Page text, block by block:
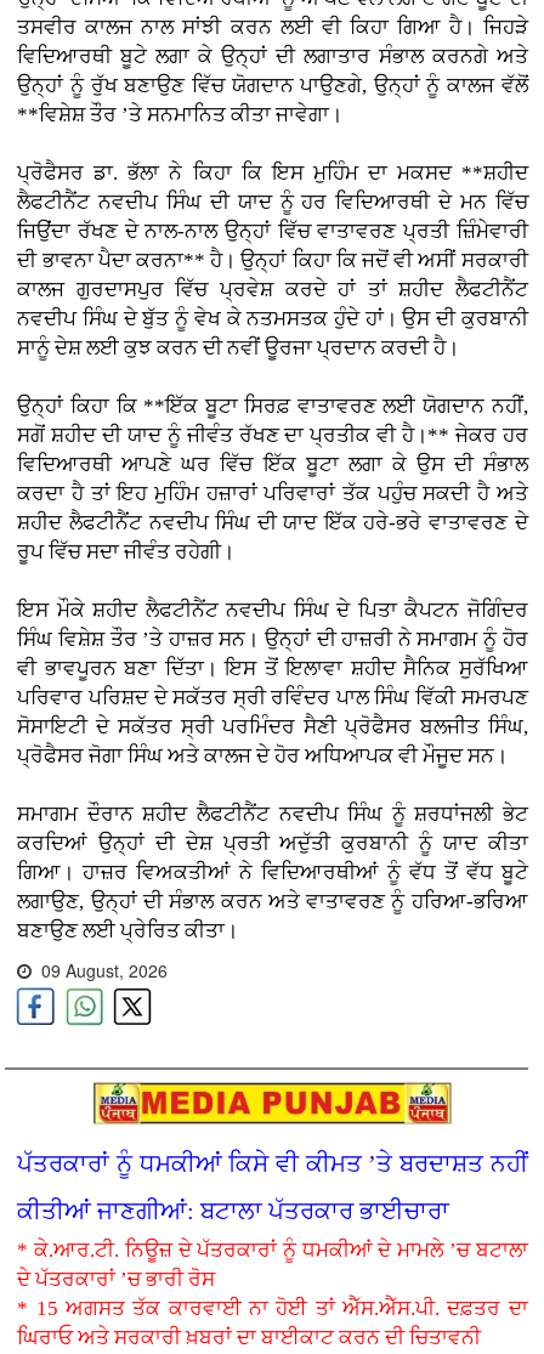
ਤਸਵੀਰ ਕਾਲਜ ਨਾਲ ਸਾਂਝੀ ਕਰਨ ਲਈ ਵੀ ਕਿਹਾ ਗਿਆ ਹੈ। ਜਿਹੜੇ
ਵਿਦਿਆਰਥੀ ਬੂਟੇ ਲਗਾ ਕੇ ਉਨ੍ਹਾਂ ਦੀ ਲਗਾਤਾਰ ਸੰਭਾਲ ਕਰਨਗੇ ਅਤੇ
ਉਨ੍ਹਾਂ ਨੂੰ ਰੁੱਖ ਬਣਾਉਣ ਵਿੱਚ ਯੋਗਦਾਨ ਪਾਉਣਗੇ, ਉਨ੍ਹਾਂ ਨੂੰ ਕਾਲਜ ਵੱਲੋਂ
**ਵਿਸ਼ੇਸ਼ ਤੌਰ ’ਤੇ ਸਨਮਾਨਿਤ ਕੀਤਾ ਜਾਵੇਗਾ।
ਪ੍ਰੋਫੈਸਰ ਡਾ. ਭੱਲਾ ਨੇ ਕਿਹਾ ਕਿ ਇਸ ਮੁਹਿੰਮ ਦਾ ਮਕਸਦ **ਸ਼ਹੀਦ
ਲੈਫਟੀਨੈਂਟ ਨਵਦੀਪ ਸਿੰਘ ਦੀ ਯਾਦ ਨੂੰ ਹਰ ਵਿਦਿਆਰਥੀ ਦੇ ਮਨ ਵਿੱਚ
ਜਿਉਂਦਾ ਰੱਖਣ ਦੇ ਨਾਲ-ਨਾਲ ਉਨ੍ਹਾਂ ਵਿੱਚ ਵਾਤਾਵਰਣ ਪ੍ਰਤੀ ਜ਼ਿੰਮੇਵਾਰੀ
ਦੀ ਭਾਵਨਾ ਪੈਦਾ ਕਰਨਾ** ਹੈ। ਉਨ੍ਹਾਂ ਕਿਹਾ ਕਿ ਜਦੋਂ ਵੀ ਅਸੀਂ ਸਰਕਾਰੀ
ਕਾਲਜ ਗੁਰਦਾਸਪੁਰ ਵਿੱਚ ਪ੍ਰਵੇਸ਼ ਕਰਦੇ ਹਾਂ ਤਾਂ ਸ਼ਹੀਦ ਲੈਫਟੀਨੈਂਟ
ਨਵਦੀਪ ਸਿੰਘ ਦੇ ਬੁੱਤ ਨੂੰ ਵੇਖ ਕੇ ਨਤਮਸਤਕ ਹੁੰਦੇ ਹਾਂ। ਉਸ ਦੀ ਕੁਰਬਾਨੀ
ਸਾਨੂੰ ਦੇਸ਼ ਲਈ ਕੁਝ ਕਰਨ ਦੀ ਨਵੀਂ ਊਰਜਾ ਪ੍ਰਦਾਨ ਕਰਦੀ ਹੈ।
ਉਨ੍ਹਾਂ ਕਿਹਾ ਕਿ **ਇੱਕ ਬੂਟਾ ਸਿਰਫ਼ ਵਾਤਾਵਰਣ ਲਈ ਯੋਗਦਾਨ ਨਹੀਂ,
ਸਗੋਂ ਸ਼ਹੀਦ ਦੀ ਯਾਦ ਨੂੰ ਜੀਵੰਤ ਰੱਖਣ ਦਾ ਪ੍ਰਤੀਕ ਵੀ ਹੈ।** ਜੇਕਰ ਹਰ
ਵਿਦਿਆਰਥੀ ਆਪਣੇ ਘਰ ਵਿੱਚ ਇੱਕ ਬੂਟਾ ਲਗਾ ਕੇ ਉਸ ਦੀ ਸੰਭਾਲ
ਕਰਦਾ ਹੈ ਤਾਂ ਇਹ ਮੁਹਿੰਮ ਹਜ਼ਾਰਾਂ ਪਰਿਵਾਰਾਂ ਤੱਕ ਪਹੁੰਚ ਸਕਦੀ ਹੈ ਅਤੇ
ਸ਼ਹੀਦ ਲੈਫਟੀਨੈਂਟ ਨਵਦੀਪ ਸਿੰਘ ਦੀ ਯਾਦ ਇੱਕ ਹਰੇ-ਭਰੇ ਵਾਤਾਵਰਣ ਦੇ
ਰੂਪ ਵਿੱਚ ਸਦਾ ਜੀਵੰਤ ਰਹੇਗੀ।
ਇਸ ਮੌਕੇ ਸ਼ਹੀਦ ਲੈਫਟੀਨੈਂਟ ਨਵਦੀਪ ਸਿੰਘ ਦੇ ਪਿਤਾ ਕੈਪਟਨ ਜੋਗਿੰਦਰ
ਸਿੰਘ ਵਿਸ਼ੇਸ਼ ਤੌਰ ’ਤੇ ਹਾਜ਼ਰ ਸਨ। ਉਨ੍ਹਾਂ ਦੀ ਹਾਜ਼ਰੀ ਨੇ ਸਮਾਗਮ ਨੂੰ ਹੋਰ
ਵੀ ਭਾਵਪੂਰਨ ਬਣਾ ਦਿੱਤਾ। ਇਸ ਤੋਂ ਇਲਾਵਾ ਸ਼ਹੀਦ ਸੈਨਿਕ ਸੁਰੱਖਿਆ
ਪਰਿਵਾਰ ਪਰਿਸ਼ਦ ਦੇ ਸਕੱਤਰ ਸ੍ਰੀ ਰਵਿੰਦਰ ਪਾਲ ਸਿੰਘ ਵਿੱਕੀ ਸਮਰਪਣ
ਸੋਸਾਇਟੀ ਦੇ ਸਕੱਤਰ ਸ੍ਰੀ ਪਰਮਿੰਦਰ ਸੈਣੀ ਪ੍ਰੋਫੈਸਰ ਬਲਜੀਤ ਸਿੰਘ,
ਪ੍ਰੋਫੈਸਰ ਜੋਗਾ ਸਿੰਘ ਅਤੇ ਕਾਲਜ ਦੇ ਹੋਰ ਅਧਿਆਪਕ ਵੀ ਮੌਜੂਦ ਸਨ।
ਸਮਾਗਮ ਦੌਰਾਨ ਸ਼ਹੀਦ ਲੈਫਟੀਨੈਂਟ ਨਵਦੀਪ ਸਿੰਘ ਨੂੰ ਸ਼ਰਧਾਂਜਲੀ ਭੇਟ
ਕਰਦਿਆਂ ਉਨ੍ਹਾਂ ਦੀ ਦੇਸ਼ ਪ੍ਰਤੀ ਅਦੁੱਤੀ ਕੁਰਬਾਨੀ ਨੂੰ ਯਾਦ ਕੀਤਾ
ਗਿਆ। ਹਾਜ਼ਰ ਵਿਅਕਤੀਆਂ ਨੇ ਵਿਦਿਆਰਥੀਆਂ ਨੂੰ ਵੱਧ ਤੋਂ ਵੱਧ ਬੂਟੇ
ਲਗਾਉਣ, ਉਨ੍ਹਾਂ ਦੀ ਸੰਭਾਲ ਕਰਨ ਅਤੇ ਵਾਤਾਵਰਣ ਨੂੰ ਹਰਿਆ-ਭਰਿਆ
ਬਣਾਉਣ ਲਈ ਪ੍ਰੇਰਿਤ ਕੀਤਾ।
09 August, 2026
ਪੱਤਰਕਾਰਾਂ ਨੂੰ ਧਮਕੀਆਂ ਕਿਸੇ ਵੀ ਕੀਮਤ ’ਤੇ ਬਰਦਾਸ਼ਤ ਨਹੀਂ
ਕੀਤੀਆਂ ਜਾਣਗੀਆਂ: ਬਟਾਲਾ ਪੱਤਰਕਾਰ ਭਾਈਚਾਰਾ
* ਕੇ.ਆਰ.ਟੀ. ਨਿਊਜ਼ ਦੇ ਪੱਤਰਕਾਰਾਂ ਨੂੰ ਧਮਕੀਆਂ ਦੇ ਮਾਮਲੇ ’ਚ ਬਟਾਲਾ
ਦੇ ਪੱਤਰਕਾਰਾਂ ’ਚ ਭਾਰੀ ਰੋਸ
* 15 ਅਗਸਤ ਤੱਕ ਕਾਰਵਾਈ ਨਾ ਹੋਈ ਤਾਂ ਐੱਸ.ਐੱਸ.ਪੀ. ਦਫ਼ਤਰ ਦਾ
ਘਿਰਾਓ ਅਤੇ ਸਰਕਾਰੀ ਖ਼ਬਰਾਂ ਦਾ ਬਾਈਕਾਟ ਕਰਨ ਦੀ ਚਿਤਾਵਨੀ